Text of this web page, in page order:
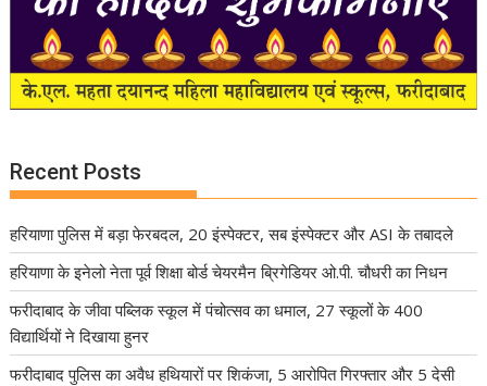
Recent Posts
हरियाणा पुलिस में बड़ा फेरबदल, 20 इंस्पेक्टर, सब इंस्पेक्टर और ASI के तबादले
हरियाणा के इनेलो नेता पूर्व शिक्षा बोर्ड चेयरमैन ब्रिगेडियर ओ.पी. चौधरी का निधन
फरीदाबाद के जीवा पब्लिक स्कूल में पंचोत्सव का धमाल, 27 स्कूलों के 400
विद्यार्थियों ने दिखाया हुनर
फरीदाबाद पुलिस का अवैध हथियारों पर शिकंजा, 5 आरोपित गिरफ्तार और 5 देसी